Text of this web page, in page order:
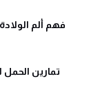
فهم ألم
تمارين الحمل